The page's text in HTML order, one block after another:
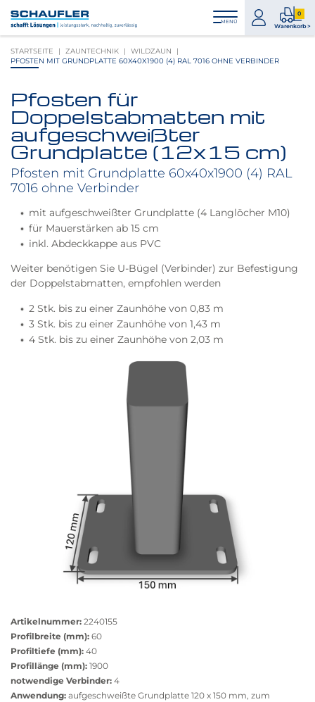
Inhalt
Hauptnavigation
Footernavigation
Logo
Schaufler
verlinkt
zur
MENÜ
zum
Konto
0
Warenkorb >
0
STARTSEITE ZAUNTECHNIK
WILDZAUN
PFOSTEN MIT GRUNDPLATTE 60X40X1900 (4) RAL 7016 OHNE VERBINDER
Produktbilder
überspringen
Pfosten für
Doppelstabmatten mit
aufgeschweißter
Grundplatte (12x15 cm)
Pfosten mit Grundplatte 60x40x1900 (4) RAL
7016 ohne Verbinder
mit aufgeschweißter Grundplatte (4 Langlöcher M10)
für Mauerstärken ab 15 cm
inkl. Abdeckkappe aus PVC
Weiter benötigen Sie U-Bügel (Verbinder) zur Befestigung
der Doppelstabmatten, empfohlen werden
2 Stk. bis zu einer Zaunhöhe von 0,83 m
3 Stk. bis zu einer Zaunhöhe von 1,43 m
4 Stk. bis zu einer Zaunhöhe von 2,03 m
anzeigen
Artikelnummer: 2240155
Profilbreite (mm): 60
Profiltiefe (mm): 40
Profillänge (mm): 1900
notwendige Verbinder: 4
Anwendung: aufgeschweißte Grundplatte 120 x 150 mm, zum